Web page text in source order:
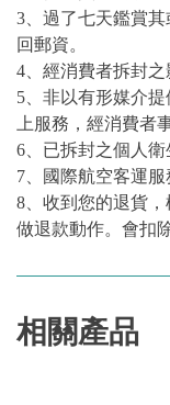
3、過了七天鑑賞
回郵資。
4、經消費者拆封之
5、非以有形媒介
上服務，經消費者
6、已拆封之個人衛
7、國際航空客運服
8、收到您的退貨
做退款動作。會扣
相關產品